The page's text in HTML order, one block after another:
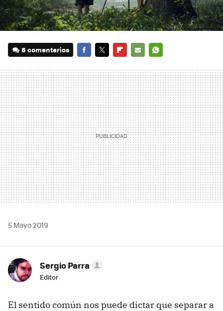
8 comentarios
MAIL
5 Mayo 2019
Sergio Parra
Editor
El sentido común nos puede dictar que separar a